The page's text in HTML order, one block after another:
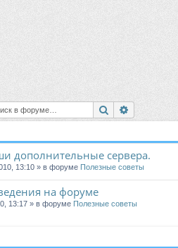
Поиск
дополнительные сервера.
13:10 » в форуме Полезные советы
на форуме
13:17 » в форуме Полезные советы